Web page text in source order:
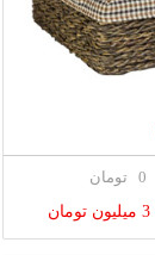
0 تومان
3 میلیون تومان